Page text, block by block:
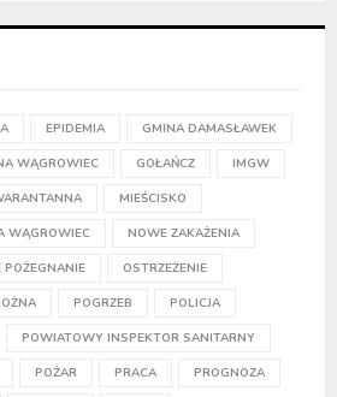
EPIDEMIA GMINA DAMASŁAWEK
WĄGROWIEC GOŁAŃCZ IMGW
MIEŚCISKO
WĄGROWIEC NOWE ZAKAŻENIA
POŻEGNANIE OSTRZEŻENIE
POGRZEB POLICJA
POWIATOWY INSPEKTOR SANITARNY
POŻAR PRACA PROGNOZA